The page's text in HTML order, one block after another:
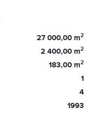
27 000,00 m2
2 400,00 m2
183,00 m2
1
4
1993